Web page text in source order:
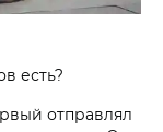
есть?
отправлял